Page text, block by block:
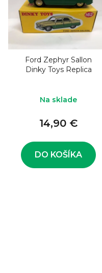
Ford Zephyr Sallon
Dinky Toys Replica
Na sklade
14,90 €
DO KOŠÍKA